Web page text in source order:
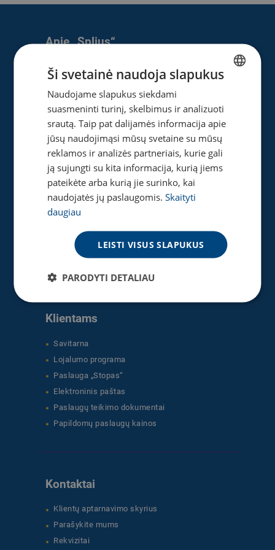
Apie „Splius“
Naujienos
Karjera
Privatumo ir slapukų politika
Naudinga
Gaukite pasiūlymą
Tinklaraštis
Greičio matuoklė
Klientams
Savitarna
Lojalumo programa
Paslauga „Stopas“
Elektroninis paštas
Paslaugų teikimo dokumentai
Papildomų paslaugų kainos
Kontaktai
Klientų aptarnavimo skyrius
Parašykite mums
Rekvizitai
ENGLISH
Ši svetainė naudoja slapukus
Naudojame slapukus siekdami
suasmeninti turinį, skelbimus ir analizuoti
srautą. Taip pat dalijamės informacija apie
jūsų naudojimąsi mūsų svetaine su mūsų
reklamos ir analizės partneriais, kurie gali
ją sujungti su kita informacija, kurią jiems
pateikėte arba kurią jie surinko, kai
naudojatės jų paslaugomis. Skaityti
daugiau
LEISTI VISUS SLAPUKUS
PARODYTI DETALIAU